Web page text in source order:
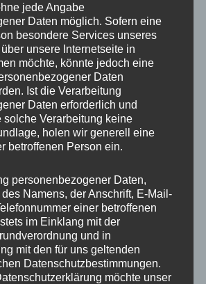
jede Angabe
Daten möglich. Sofern eine
besondere Services unseres
unsere Internetseite in
möchte, könnte jedoch eine
Daten
Ist die Verarbeitung
Daten erforderlich und
solche Verarbeitung keine
holen wir generell eine
betroffenen Person ein.
personenbezogener Daten,
Namens, der Anschrift, E-Mail-
einer betroffenen
im Einklang mit der
und in
mit den für uns geltenden
Datenschutzbestimmungen.
möchte unser